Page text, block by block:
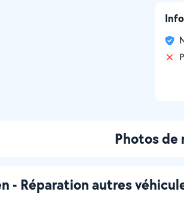
Photos de
- Réparation autres